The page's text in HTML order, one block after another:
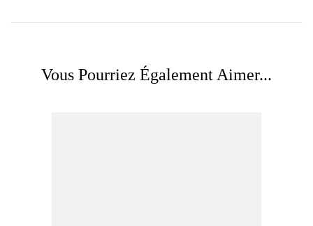
Vous Pourriez Également Aimer...